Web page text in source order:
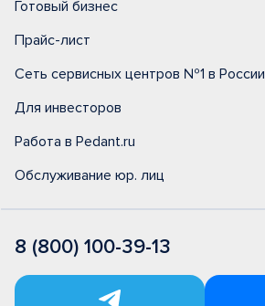
Готовый бизнес
Прайс-лист
Сеть сервисных центров №1 в России
Для инвесторов
Работа в Pedant.ru
Обслуживание юр. лиц
8 (800) 100-39-13